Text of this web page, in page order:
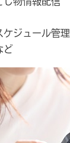
ジュール管理
ど